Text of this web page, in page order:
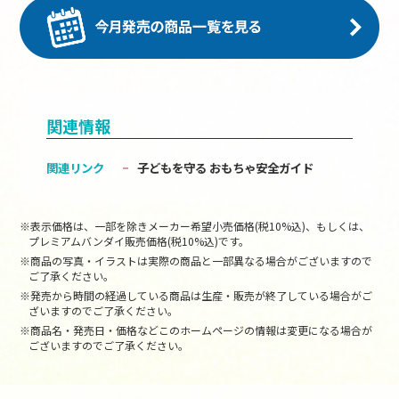
関連情報
関連リンク 子どもを守る おもちゃ安全ガイド
※表示価格は、一部を除きメーカー希望小売価格(税10%込)、もしくは、
プレミアムバンダイ販売価格(税10%込)です。
※商品の写真・イラストは実際の商品と一部異なる場合がございますので
ご了承ください。
※発売から時間の経過している商品は生産・販売が終了している場合がご
ざいますのでご了承ください。
※商品名・発売日・価格などこのホームページの情報は変更になる場合が
ございますのでご了承ください。